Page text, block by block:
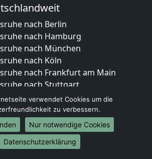
nach Berlin
nach Hamburg
nach München
nach Köln
nach Frankfurt am Main
nach Stuttgart
nach Düsseldorf
nach Leipzig
nach Dortmund
nach Essen
nach Bremen
verwendet Cookies um die
zu verbessern.
Nur notwendige Cookies
Datenschutzerklärung